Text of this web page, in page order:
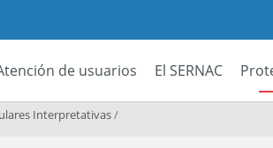
de usuarios El SERNAC
Interpretativas/